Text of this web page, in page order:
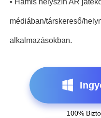
• Hamis helyszín AR
médiában/társkereső/
alkalmazásokban.
100%